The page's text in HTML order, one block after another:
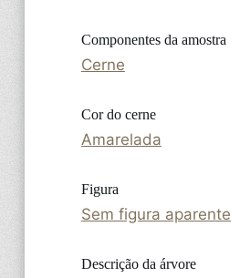
Componentes da amostra
Cerne
Cor do cerne
Amarelada
Figura
Sem figura aparente
Descrição da árvore